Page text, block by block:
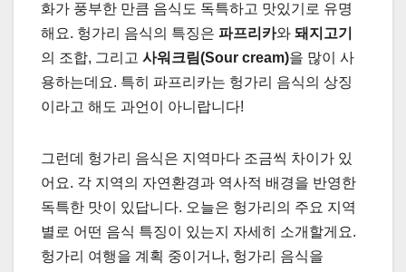
화가 풍부한 만큼 음식도 독특하고 맛있기로 유명
해요. 헝가리 음식의 특징은 파프리카와 돼지고기
의 조합, 그리고 사워크림(Sour cream)을 많이 사
용하는데요. 특히 파프리카는 헝가리 음식의 상징
이라고 해도 과언이 아니랍니다!
그런데 헝가리 음식은 지역마다 조금씩 차이가 있
어요. 각 지역의 자연환경과 역사적 배경을 반영한
독특한 맛이 있답니다. 오늘은 헝가리의 주요 지역
별로 어떤 음식 특징이 있는지 자세히 소개할게요.
헝가리 여행을 계획 중이거나, 헝가리 음식을